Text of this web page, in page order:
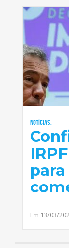
Notícias,
Em 13/03/